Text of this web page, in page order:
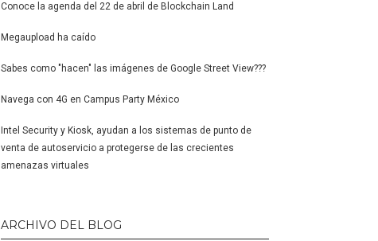
Conoce la agenda del 22 de abril de Blockchain Land
Megaupload ha caído
Sabes como "hacen" las imágenes de Google Street View???
Navega con 4G en Campus Party México
Intel Security y Kiosk, ayudan a los sistemas de punto de
venta de autoservicio a protegerse de las crecientes
amenazas virtuales
ARCHIVO DEL BLOG